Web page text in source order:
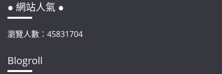
● 網站人氣 ●
瀏覽人數：45831704
Blogroll